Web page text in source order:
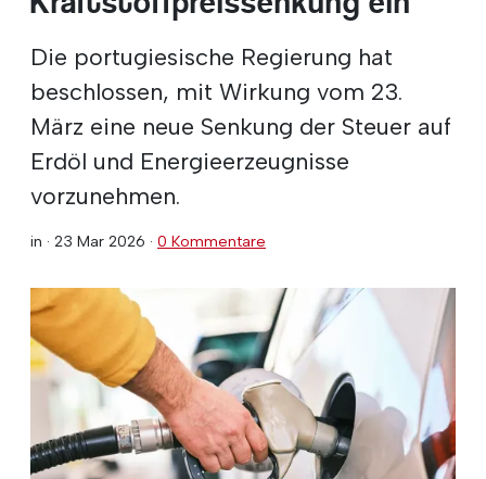
Die portugiesische Regierung hat
beschlossen, mit Wirkung vom 23.
März eine neue Senkung der Steuer auf
Erdöl und Energieerzeugnisse
vorzunehmen.
in · 23 Mar 2026 · 0 Kommentare